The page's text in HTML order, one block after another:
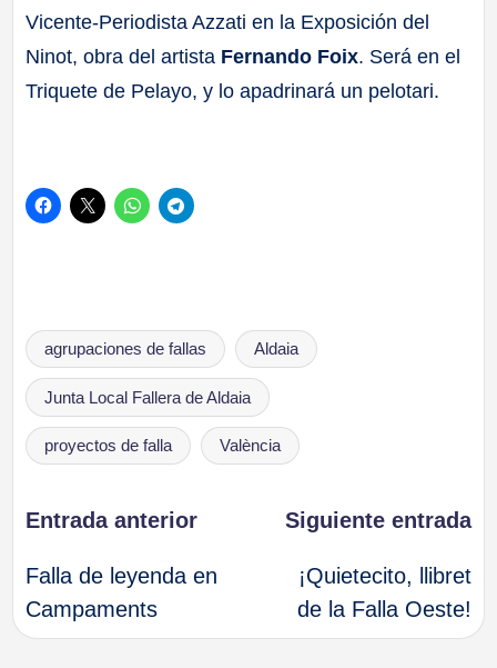
Vicente-Periodista Azzati en la Exposición del
Ninot, obra del artista Fernando Foix. Será en el
Triquete de Pelayo, y lo apadrinará un pelotari.
Etiquetas:
agrupaciones de fallas Aldaia
Junta Local Fallera de Aldaia
proyectos de falla València
Navegación
de
entradas
Entrada anterior
Falla de leyenda en
Campaments
Siguiente entrada
¡Quietecito, llibret
de la Falla Oeste!